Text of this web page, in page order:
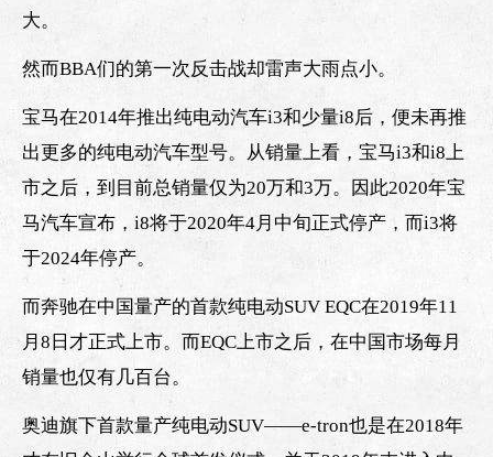
大。
然而BBA们的第一次反击战却雷声大雨点小。
宝马在2014年推出纯电动汽车i3和少量i8后，便未再推
出更多的纯电动汽车型号。从销量上看，宝马i3和i8上
市之后，到目前总销量仅为20万和3万。因此2020年宝
马汽车宣布，i8将于2020年4月中旬正式停产，而i3将
于2024年停产。
而奔驰在中国量产的首款纯电动SUV EQC在2019年11
月8日才正式上市。而EQC上市之后，在中国市场每月
销量也仅有几百台。
奥迪旗下首款量产纯电动SUV——e-tron也是在2018年